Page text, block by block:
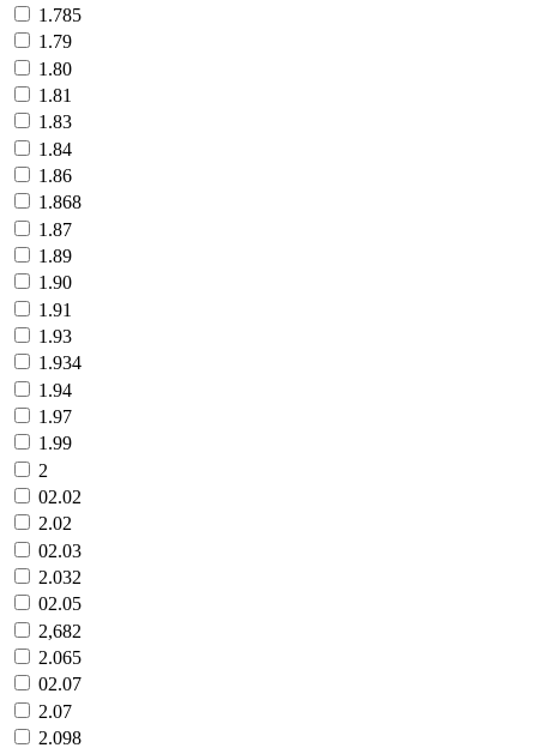
1.785
1.79
1.80
1.81
1.83
1.84
1.86
1.868
1.87
1.89
1.90
1.91
1.93
1.934
1.94
1.97
1.99
2
02.02
2.02
02.03
2.032
02.05
2,682
2.065
02.07
2.07
2.098